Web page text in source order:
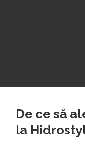
De ce să
la